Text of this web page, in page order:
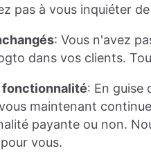
pas à vous inquiéter
: Vous n'avez
dans vos clients.
fonctionnalité: En
maintenant
payante ou non.
vous.